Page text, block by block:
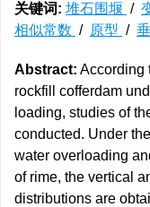
关键词: 堆石围堰 /
相似常数 / 原型 /
Abstract: According
rockfill cofferdam
loading, studies of
conducted. Under
water overloading
of rime, the vertical
distributions are